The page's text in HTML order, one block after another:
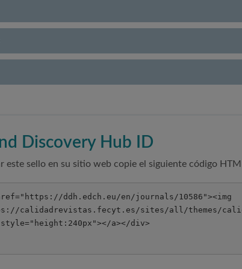
Discovery Hub ID
este sello en su sitio web copie el siguiente código